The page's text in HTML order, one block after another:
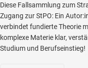
Diese Fallsammlung zum
Zugang zur StPO: Ein
verbindet fundierte Theorie
komplexe Materie klar,
Studium und Berufseinstieg!